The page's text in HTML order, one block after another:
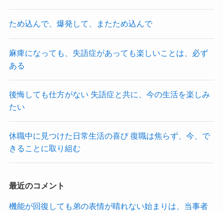
ため込んで、爆発して、またため込んで
麻痺になっても、失語症があっても楽しいことは、必ず
ある
後悔しても仕方がない 失語症と共に、今の生活を楽しみ
たい
休職中に見つけた日常生活の喜び 復職は焦らず、今、で
きることに取り組む
最近のコメント
機能が回復しても弟の表情が晴れない始まりは、当事者